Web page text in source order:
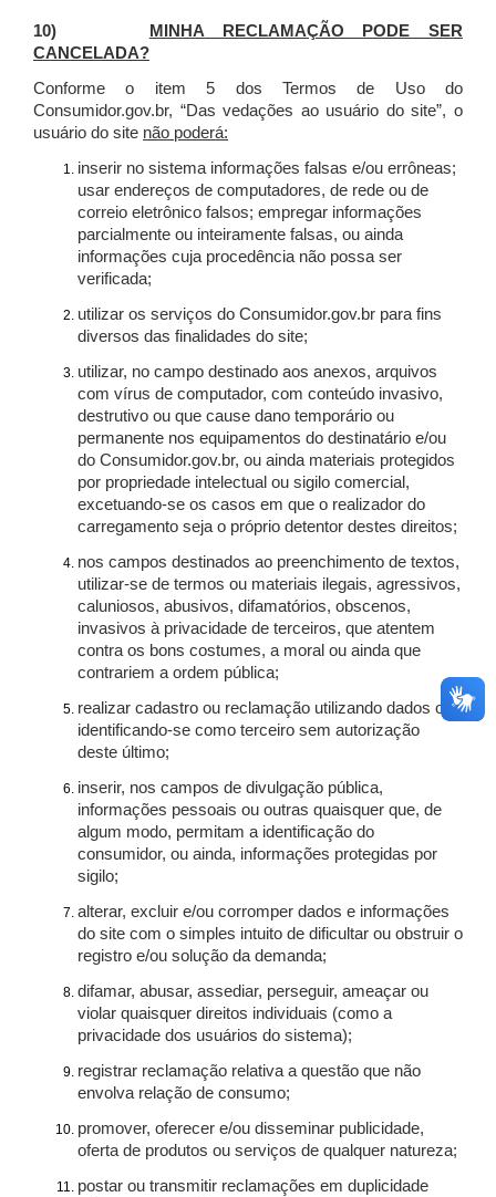
10)
MINHA RECLAMAÇÃO PODE SER
CANCELADA?
Conforme o item 5 dos Termos de Uso do
Consumidor.gov.br, “Das vedações ao usuário do site”, o
usuário do site não poderá:
inserir no sistema informações falsas e/ou errôneas;
usar endereços de computadores, de rede ou de
correio eletrônico falsos; empregar informações
parcialmente ou inteiramente falsas, ou ainda
informações cuja procedência não possa ser
verificada;
utilizar os serviços do Consumidor.gov.br para fins
diversos das finalidades do site;
utilizar, no campo destinado aos anexos, arquivos
com vírus de computador, com conteúdo invasivo,
destrutivo ou que cause dano temporário ou
permanente nos equipamentos do destinatário e/ou
do Consumidor.gov.br, ou ainda materiais protegidos
por propriedade intelectual ou sigilo comercial,
excetuando-se os casos em que o realizador do
carregamento seja o próprio detentor destes direitos;
nos campos destinados ao preenchimento de textos,
utilizar-se de termos ou materiais ilegais, agressivos,
caluniosos, abusivos, difamatórios, obscenos,
invasivos à privacidade de terceiros, que atentem
contra os bons costumes, a moral ou ainda que
contrariem a ordem pública;
realizar cadastro ou reclamação utilizando dados ou
identificando-se como terceiro sem autorização
deste último;
inserir, nos campos de divulgação pública,
informações pessoais ou outras quaisquer que, de
algum modo, permitam a identificação do
consumidor, ou ainda, informações protegidas por
sigilo;
alterar, excluir e/ou corromper dados e informações
do site com o simples intuito de dificultar ou obstruir o
registro e/ou solução da demanda;
difamar, abusar, assediar, perseguir, ameaçar ou
violar quaisquer direitos individuais (como a
privacidade dos usuários do sistema);
registrar reclamação relativa a questão que não
envolva relação de consumo;
promover, oferecer e/ou disseminar publicidade,
oferta de produtos ou serviços de qualquer natureza;
postar ou transmitir reclamações em duplicidade